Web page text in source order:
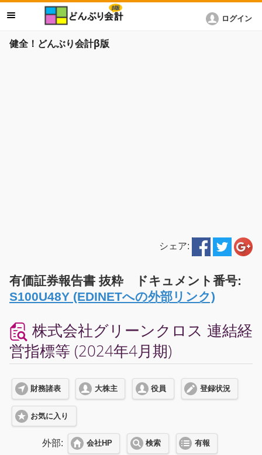
健全！どんぶり会計β版
ログイン
シェア:
有価証券報告書 抜粋 ドキュメント番号:
S100U48Y (EDINETへの外部リンク)
株式会社グリーンクロス 連結経
営指標等 (2024年4月期)
財務諸表 大株主 役員 登録状況
お気に入り
外部: 会社HP 検索 有報